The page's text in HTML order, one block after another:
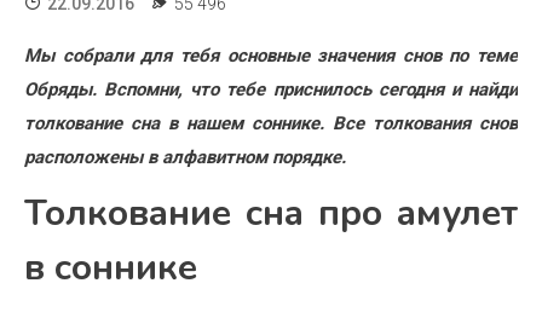
Хобби
Красота
Недвижимость
22.09.2016 55 496
Мы собрали для тебя основные значения снов по теме
Обряды. Вспомни, что тебе приснилось сегодня и найди
толкование сна в нашем соннике. Все толкования снов
расположены в алфавитном порядке.
Толкование сна про амулет
в соннике